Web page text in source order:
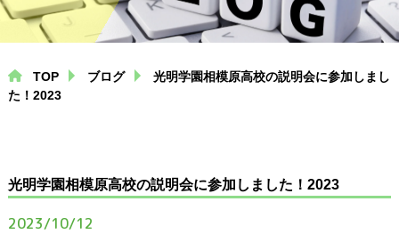
中学生コース
個別指導コース
（専用ページにリンクします）
TOP ブログ
光明学園相模原高校の説明会に参加しまし
た！2023
光明学園相模原高校の説明会に参加しました！2023
2023/10/12